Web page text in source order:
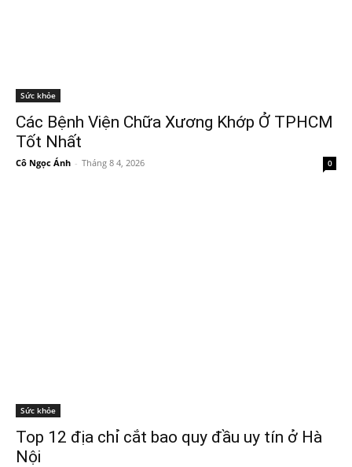
Sức khỏe
Các Bệnh Viện Chữa Xương Khớp Ở TPHCM
Tốt Nhất
Cô Ngọc Ánh - Tháng 8 4, 2026 0
Sức khỏe
Top 12 địa chỉ cắt bao quy đầu uy tín ở Hà
Nội